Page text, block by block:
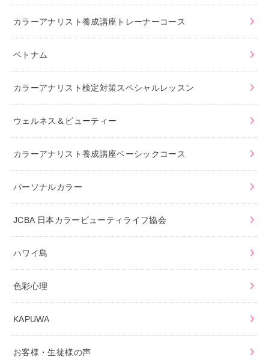
カラーアナリスト養成講座トレーナーコース
ベトナム
カラーアナリスト検定対策スペシャルレッスン
ウェルネス＆ビューティー
カラーアナリスト養成講座ベーシックコース
パーソナルカラー
JCBA 日本カラービューティライフ協会
ハワイ島
色彩心理
KAPUWA
お客様・生徒様の声